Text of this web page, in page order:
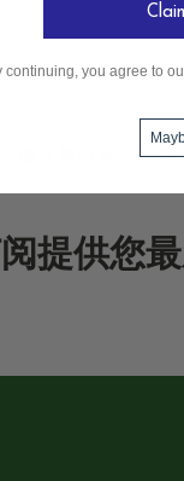
提供您
continuing, you agree to